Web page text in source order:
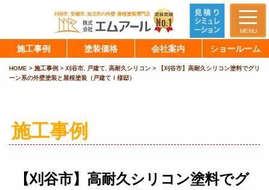
MENU
施工事例 塗装価格 会社案内 ショールーム
HOME > 施工事例 > 刈谷市, 戸建て, 高耐久シリコン >
【刈谷市】高耐久シリコン塗料でグリ
ーン系の外壁塗装と屋根塗装（戸建てＩ様邸）
施工事例
【刈谷市】高耐久シリコン塗料でグ